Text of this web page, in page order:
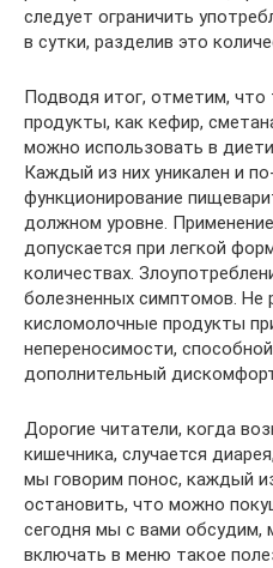
следует ограничить
в сутки, разделив это
Подводя итог, отметим, что
продукты, как кефир,
можно использовать в
Каждый из них уникален и
функционирование
должном уровне.
допускается при легкой
количествах.
болезненных симптомов. Не
кисломолочные продукты
непереносимости,
дополнительный
Дорогие читатели, когда
кишечника, случается
мы говорим понос, каждый
остановить, что можно
сегодня мы с вами обсудим,
включать в меню такое